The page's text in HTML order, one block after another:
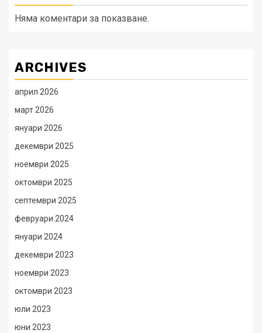
Няма коментари за показване.
ARCHIVES
април 2026
март 2026
януари 2026
декември 2025
ноември 2025
октомври 2025
септември 2025
февруари 2024
януари 2024
декември 2023
ноември 2023
октомври 2023
юли 2023
юни 2023